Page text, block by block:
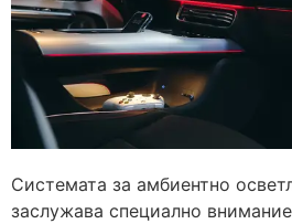
Системата за амбиентно
заслужава специално